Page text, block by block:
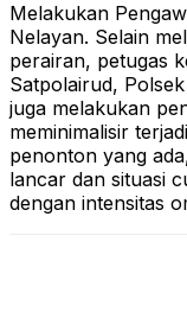
Melakukan
Nelayan. Selain
perairan, petugas
Satpolairud,
juga melakukan
meminimalisir
penonton yang
lancar dan situasi
dengan intensitas